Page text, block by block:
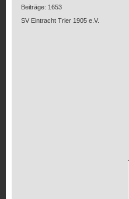
Beiträge: 1653
SV Eintracht Trier 1905 e.V.